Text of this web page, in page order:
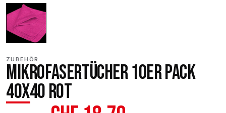
ZUBEHÖR
MIKROFASERTÜCHER 10ER PACK
40X40 ROT